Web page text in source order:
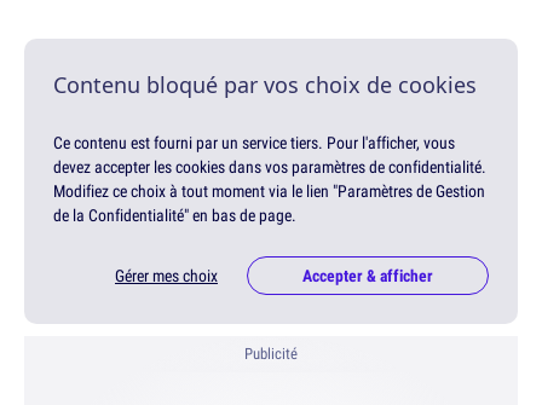
Contenu bloqué par vos choix de cookies
Ce contenu est fourni par un service tiers. Pour l'afficher, vous
devez accepter les cookies dans vos paramètres de confidentialité.
Modifiez ce choix à tout moment via le lien "Paramètres de Gestion
de la Confidentialité" en bas de page.
Gérer mes choix Accepter & afficher
Publicité